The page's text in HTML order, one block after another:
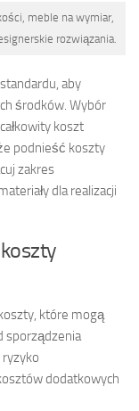
meble na wymiar,
rozwiązania.
aby
środków. Wybór
koszt
podnieść koszty
zakres
dla realizacji
które mogą
sporządzenia
dodatkowych